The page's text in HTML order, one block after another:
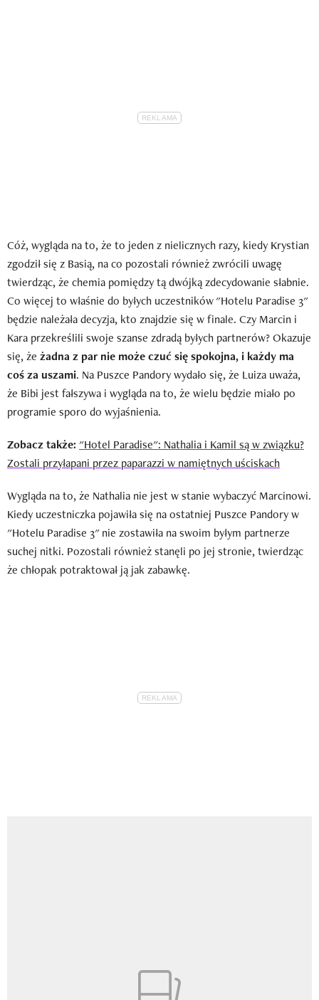
Cóż, wygląda na to, że to jeden z nielicznych razy, kiedy Krystian
zgodził się z Basią, na co pozostali również zwrócili uwagę
twierdząc, że chemia pomiędzy tą dwójką zdecydowanie słabnie.
Co więcej to właśnie do byłych uczestników "Hotelu Paradise 3"
będzie należała decyzja, kto znajdzie się w finale. Czy Marcin i
Kara przekreślili swoje szanse zdradą byłych partnerów? Okazuje
się, że żadna z par nie może czuć się spokojna, i każdy ma
coś za uszami. Na Puszce Pandory wydało się, że Luiza uważa,
że Bibi jest fałszywa i wygląda na to, że wielu będzie miało po
programie sporo do wyjaśnienia.
Zobacz także: "Hotel Paradise": Nathalia i Kamil są w związku?
Zostali przyłapani przez paparazzi w namiętnych uściskach
Wygląda na to, że Nathalia nie jest w stanie wybaczyć Marcinowi.
Kiedy uczestniczka pojawiła się na ostatniej Puszce Pandory w
"Hotelu Paradise 3" nie zostawiła na swoim byłym partnerze
suchej nitki. Pozostali również stanęli po jej stronie, twierdząc
że chłopak potraktował ją jak zabawkę.